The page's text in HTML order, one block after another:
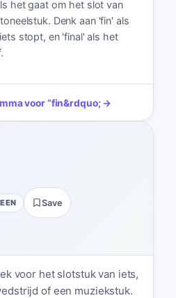
het gaat om het slot van
Denk aan 'fin' als
stopt, en 'final' als het
voor“fin&rdquo; →
Save
voor het slotstuk van iets,
of een muziekstuk.